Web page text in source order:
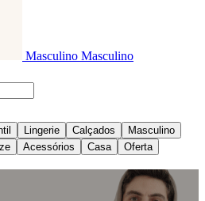
Masculino Masculino
Lingerie Calçados
Masculino
Acessórios Casa Oferta